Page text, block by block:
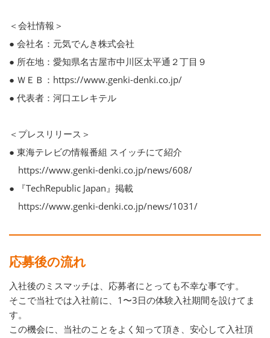
＜会社情報＞
● 会社名：元気でんき株式会社
● 所在地：愛知県名古屋市中川区太平通２丁目９
● ＷＥＢ：https://www.genki-denki.co.jp/
● 代表者：河口エレキテル
＜プレスリリース＞
● 東海テレビの情報番組 スイッチにて紹介
https://www.genki-denki.co.jp/news/608/
● 『TechRepublic Japan』掲載
https://www.genki-denki.co.jp/news/1031/
応募後の流れ
入社後のミスマッチは、応募者にとっても不幸な事です。
そこで当社では入社前に、1〜3日の体験入社期間を設けてま
す。
この機会に、当社のことをよく知って頂き、安心して入社頂